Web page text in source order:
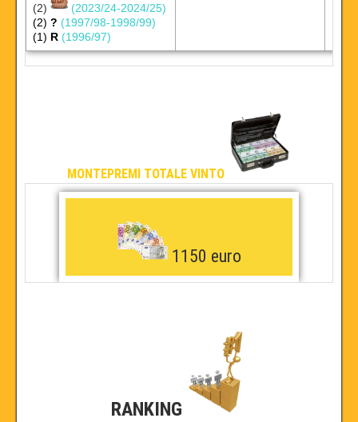
(2)
(2023/24-2024/25)
(2) ? (1997/98-1998/99)
(1) R (1996/97)
MONTEPREMI TOTALE VINTO
1150 euro
RANKING